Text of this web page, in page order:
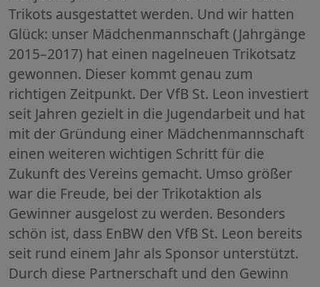
Trikots ausgestattet werden. Und wir hatten
Glück: unser Mädchenmannschaft (Jahrgänge
2015–2017) hat einen nagelneuen Trikotsatz
gewonnen. Dieser kommt genau zum
richtigen Zeitpunkt. Der VfB St. Leon investiert
seit Jahren gezielt in die Jugendarbeit und hat
mit der Gründung einer Mädchenmannschaft
einen weiteren wichtigen Schritt für die
Zukunft des Vereins gemacht. Umso größer
war die Freude, bei der Trikotaktion als
Gewinner ausgelost zu werden. Besonders
schön ist, dass EnBW den VfB St. Leon bereits
seit rund einem Jahr als Sponsor unterstützt.
Durch diese Partnerschaft und den Gewinn